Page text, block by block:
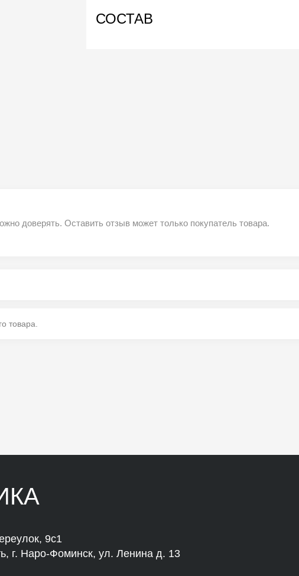
СОСТАВ
доверять. Оставить отзыв может только покупатель товара.
товара.
9с1
г. Наро-Фоминск, ул. Ленина д. 13